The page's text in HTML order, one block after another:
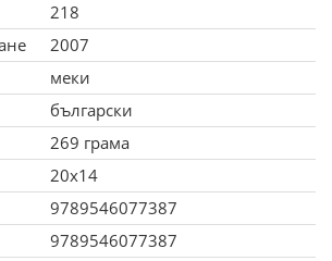
218
2007
меки
български
269 грама
20x14
9789546077387
9789546077387